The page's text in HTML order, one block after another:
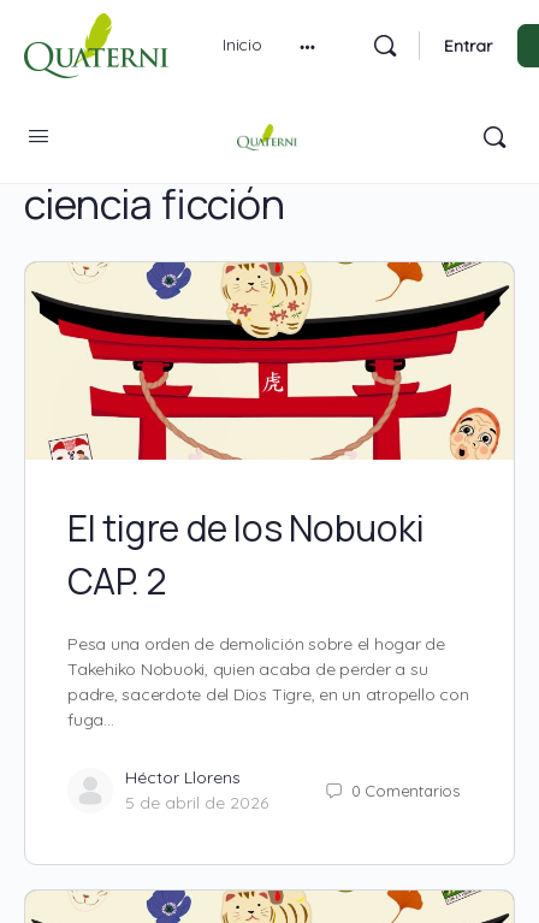
Inicio Entrar
Categoría:
Fantasía,
ciencia ficción
El tigre de los Nobuoki
CAP. 2
Pesa una orden de demolición sobre el hogar de
Takehiko Nobuoki, quien acaba de perder a su
padre, sacerdote del Dios Tigre, en un atropello con
fuga…
Héctor Llorens
5 de abril de 2026
0 Comentarios